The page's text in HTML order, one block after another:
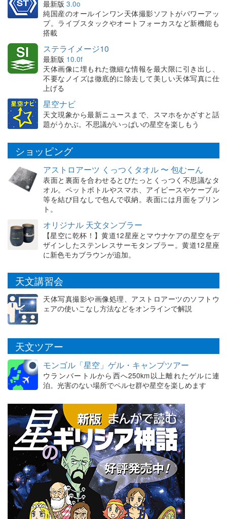
最新版 3.0o
純国産のオールインワン天体撮影ソフトがパワーアッ
プ。ライブスタックやオートフォーカスなど新機能も
搭載
ステライメージ10
最新版 10.0f
天体画像に埋もれた微細な情報を最大限に引き出し、
不要なノイズは徹底的に除去して美しい天体写真に仕
上げる
星空ナビ
天文現象から最新ニュースまで、スマホをかざすと話
題がうかぶ。不思議がいっぱいの星空を楽しもう
ショッピング
アストロアーツ くっつくタオル 〜 包むーん
表面と裏面を合わせるとぴたっとくっつく不思議なタ
オル。ペットボトルやスマホ、アイピースやケーブル
等を結び目なしで包んで収納。表面には月面をプリン
ト。
オリジナル 天文タンブラー
【星空に乾杯！】黄道12星座とマウナケアの星空をデ
ザインしたステンレスサーモタンブラー。黄道12星座
に新色モカブラウンが追加。
天文講習会
天体写真撮影や画像処理、アストロアーツのソフトウ
ェアの使いこなし方法などをオンラインで解説
天文ツアー
モンゴル「星空」ゲル・キャンプツアー
ウランバートルから西へ250km以上離れたゲルに連
泊。光害のない場所でペルセ群や星空を楽しめます